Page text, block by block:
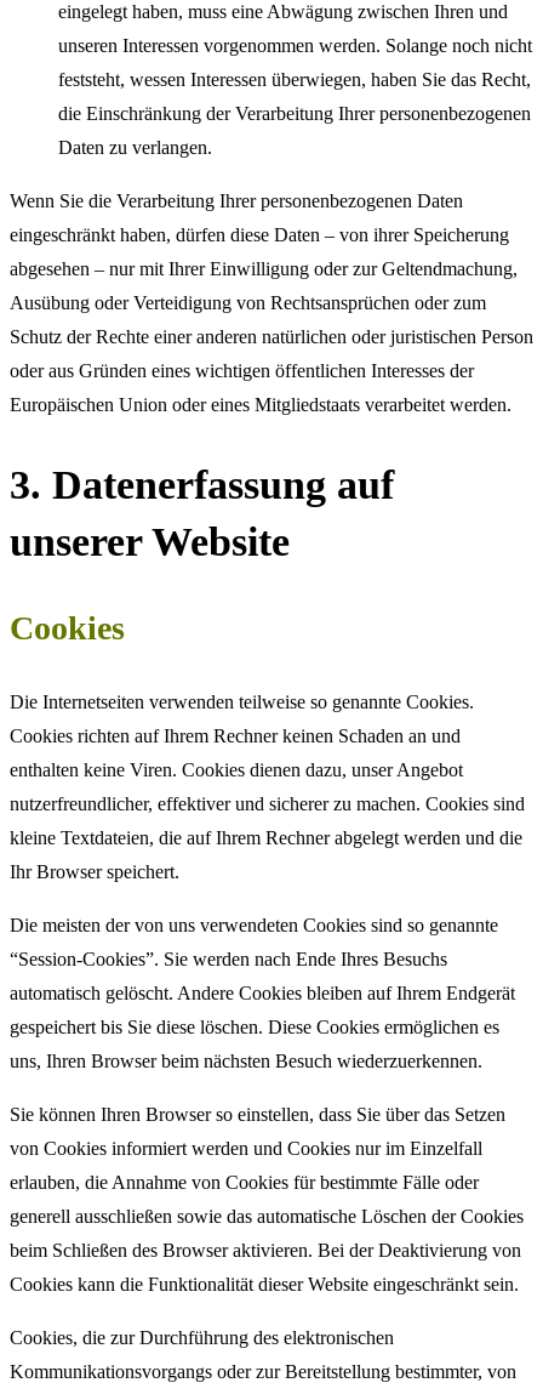
eingelegt haben, muss eine Abwägung zwischen Ihren und
unseren Interessen vorgenommen werden. Solange noch nicht
feststeht, wessen Interessen überwiegen, haben Sie das Recht,
die Einschränkung der Verarbeitung Ihrer personenbezogenen
Daten zu verlangen.
Wenn Sie die Verarbeitung Ihrer personenbezogenen Daten
eingeschränkt haben, dürfen diese Daten – von ihrer Speicherung
abgesehen – nur mit Ihrer Einwilligung oder zur Geltendmachung,
Ausübung oder Verteidigung von Rechtsansprüchen oder zum
Schutz der Rechte einer anderen natürlichen oder juristischen Person
oder aus Gründen eines wichtigen öffentlichen Interesses der
Europäischen Union oder eines Mitgliedstaats verarbeitet werden.
3. Datenerfassung auf
unserer Website
Cookies
Die Internetseiten verwenden teilweise so genannte Cookies.
Cookies richten auf Ihrem Rechner keinen Schaden an und
enthalten keine Viren. Cookies dienen dazu, unser Angebot
nutzerfreundlicher, effektiver und sicherer zu machen. Cookies sind
kleine Textdateien, die auf Ihrem Rechner abgelegt werden und die
Ihr Browser speichert.
Die meisten der von uns verwendeten Cookies sind so genannte
“Session-Cookies”. Sie werden nach Ende Ihres Besuchs
automatisch gelöscht. Andere Cookies bleiben auf Ihrem Endgerät
gespeichert bis Sie diese löschen. Diese Cookies ermöglichen es
uns, Ihren Browser beim nächsten Besuch wiederzuerkennen.
Sie können Ihren Browser so einstellen, dass Sie über das Setzen
von Cookies informiert werden und Cookies nur im Einzelfall
erlauben, die Annahme von Cookies für bestimmte Fälle oder
generell ausschließen sowie das automatische Löschen der Cookies
beim Schließen des Browser aktivieren. Bei der Deaktivierung von
Cookies kann die Funktionalität dieser Website eingeschränkt sein.
Cookies, die zur Durchführung des elektronischen
Kommunikationsvorgangs oder zur Bereitstellung bestimmter, von